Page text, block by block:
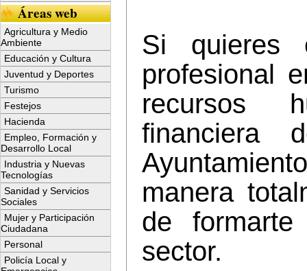
Áreas web
Agricultura y Medio
Ambiente
Educación y Cultura
Juventud y Deportes
Turismo
Festejos
Hacienda
Empleo, Formación y
Desarrollo Local
Industria y Nuevas
Tecnologías
Sanidad y Servicios
Sociales
Mujer y Participación
Ciudadana
Personal
Policía Local y
Si quieres
profesional
recursos
financiera
manera
de
sector.